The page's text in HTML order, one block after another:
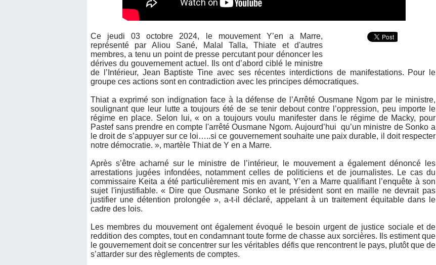
Ce jeudi 03 octobre 2024, le mouvement Y’en a Marre,
représenté par Aliou Sané, Malal Talla, Thiate et d'autres
membres, a tenu un point de presse percutant pour dénoncer les
dérives du gouvernement actuel. Ils ont d’abord ciblé le ministre
de l’Intérieur, Jean Baptiste Tine avec ses récentes interdictions de manifestations. Pour le
groupe ces actions sont en contradiction avec les principes démocratiques.
Thiat a exprimé son indignation face à la défense de l’Arrêté Ousmane Ngom par le ministre,
soulignant que leur lutte a toujours été de se tenir debout contre l’oppression, peu importe le
régime en place. Selon lui, « on a toujours voulu manifester dans le régime de Macky, pour
Pastef sans prendre en compte l'arrêté Ousmane Ngom. Aujourd’hui qu’un ministre de Sonko a
le droit de s’appuyer sur ce loi…..si ce gouvernement souhaite une paix durable, il doit respecter
notre démocratie. », martèle Thiat de Y en a Marre.
Après s’être acharné sur le ministre de l’intérieur, le mouvement a également dénoncé les
arrestations jugées infondées, notamment celles de politiciens et de journalistes. Le cas du
commissaire Keita a été particulièrement mis en avant, Y’en a Marre qualifiant l’enquête à son
sujet l'injustifiable. « Dire que Ousmane Sonko et le président sont en maille ne devrait pas
justifier une détention prolongée », a-t-il déclaré, appelant à un traitement équitable dans le
cadre des lois.
Les membres du mouvement ont également évoqué le besoin urgent de justice sociale et de
reddition des comptes, tout en condamnant toute forme de chasse aux sorcières. Ils estiment que
le gouvernement doit se concentrer sur les véritables défis que rencontrent le pays, plutôt que de
s’attarder sur des règlements de comptes.